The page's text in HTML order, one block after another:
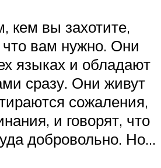
кем вы захотите,
вам нужно. Они
языках и обладают
сразу. Они живут
сожаления,
и говорят, что
добровольно. Но…